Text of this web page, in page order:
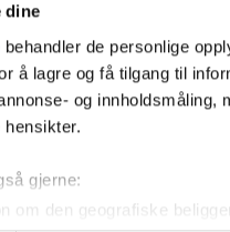
dine
behandler de personlige
å lagre og få tilgang til
og
hensikter.
gjerne:
om den geografiske